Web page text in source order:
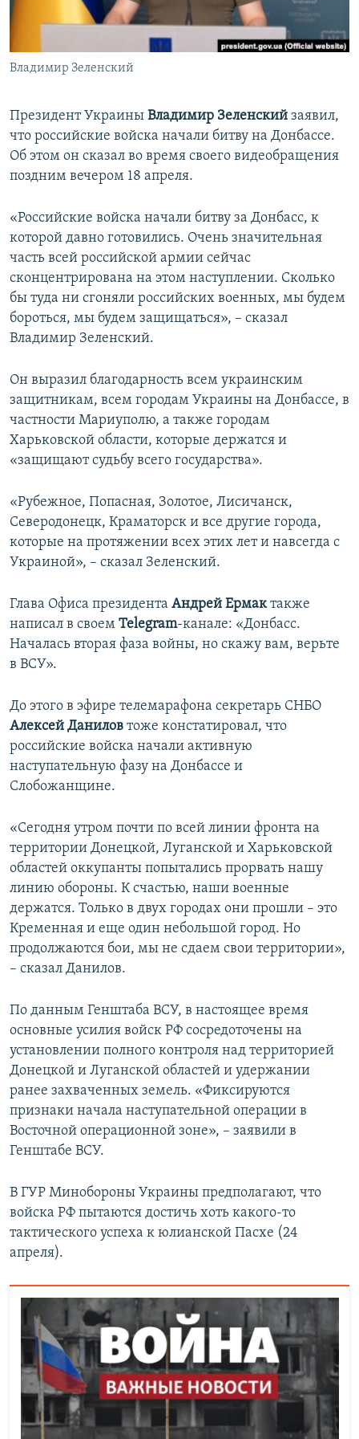
ПОБЕДИТЕЛЕЙ НЕ СУДЯТ?
ELIFBE
ПРИСОЕДИНЯЙТЕСЬ!
Все сайты RFE/RL
Владимир Зеленский
Президент Украины Владимир Зеленский заявил,
что российские войска начали битву на Донбассе.
Об этом он сказал во время своего видеобращения
поздним вечером 18 апреля.
«Российские войска начали битву за Донбасс, к
которой давно готовились. Очень значительная
часть всей российской армии сейчас
сконцентрирована на этом наступлении. Сколько
бы туда ни сгоняли российских военных, мы будем
бороться, мы будем защищаться», – сказал
Владимир Зеленский.
Он выразил благодарность всем украинским
защитникам, всем городам Украины на Донбассе, в
частности Мариуполю, а также городам
Харьковской области, которые держатся и
«защищают судьбу всего государства».
«Рубежное, Попасная, Золотое, Лисичанск,
Северодонецк, Краматорск и все другие города,
которые на протяжении всех этих лет и навсегда с
Украиной», – сказал Зеленский.
Глава Офиса президента Андрей Ермактакже
написал в своем Telegram-канале: «Донбасс.
Началась вторая фаза войны, но скажу вам, верьте
в ВСУ».
До этого в эфире телемарафона секретарь СНБО
Алексей Данилов тоже констатировал, что
российские войска начали активную
наступательную фазу на Донбассе и
Слобожанщине.
«Сегодня утром почти по всей линии фронта на
территории Донецкой, Луганской и Харьковской
областей оккупанты попытались прорвать нашу
линию обороны. К счастью, наши военные
держатся. Только в двух городах они прошли – это
Кременная и еще один небольшой город. Но
продолжаются бои, мы не сдаем свои территории»,
– сказал Данилов.
По данным Генштаба ВСУ, в настоящее время
основные усилия войск РФ сосредоточены на
установлении полного контроля над территорией
Донецкой и Луганской областей и удержании
ранее захваченных земель. «Фиксируются
признаки начала наступательной операции в
Восточной операционной зоне», – заявили в
Генштабе ВСУ.
В ГУР Минобороны Украины предполагают, что
войска РФ пытаются достичь хоть какого-то
тактического успеха к юлианской Пасхе (24
апреля).